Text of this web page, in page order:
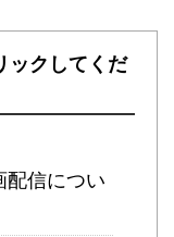
ックしてくだ
配信につい